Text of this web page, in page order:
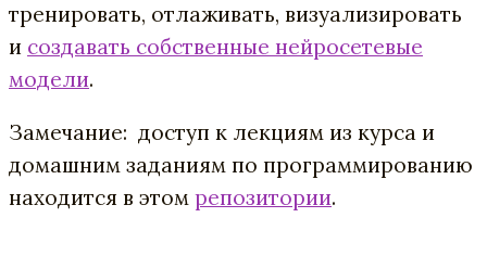
тренировать, отлаживать, визуализировать
и создавать собственные нейросетевые
модели.
Замечание: доступ к лекциям из курса и
домашним заданиям по программированию
находится в этом репозитории.